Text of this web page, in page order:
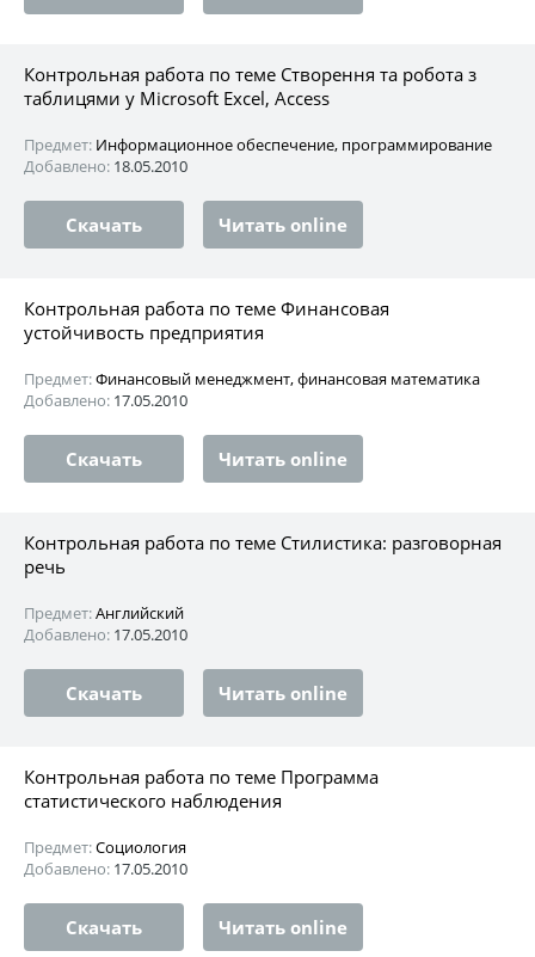
Контрольная работа по теме Створення та робота з
таблицями у Microsoft Excel, Access
Предмет: Информационное обеспечение, программирование
Добавлено: 18.05.2010
Скачать Читать online
Контрольная работа по теме Финансовая
устойчивость предприятия
Предмет:Финансовый менеджмент, финансовая математика
Добавлено: 17.05.2010
Скачать Читать online
Контрольная работа по теме Стилистика: разговорная
речь
Предмет:Английский
Добавлено: 17.05.2010
Скачать Читать online
Контрольная работа по теме Программа
статистического наблюдения
Предмет:Социология
Добавлено: 17.05.2010
Скачать Читать online